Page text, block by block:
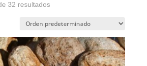
32 resultados